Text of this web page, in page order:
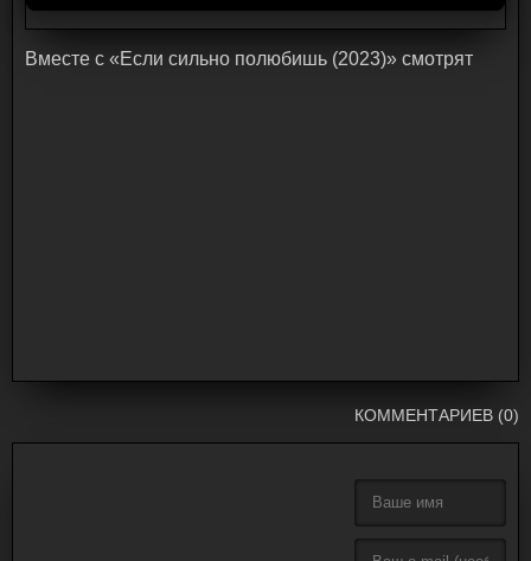
Bмecтe c «Если сильно полюбишь (2023)» cмoтpят
КОММЕНТАРИЕВ (0)